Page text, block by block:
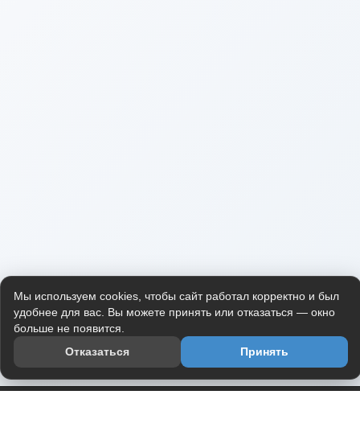
Мы используем cookies, чтобы сайт работал корректно и был
удобнее для вас. Вы можете принять или отказаться — окно
больше не появится.
Отказаться
Принять